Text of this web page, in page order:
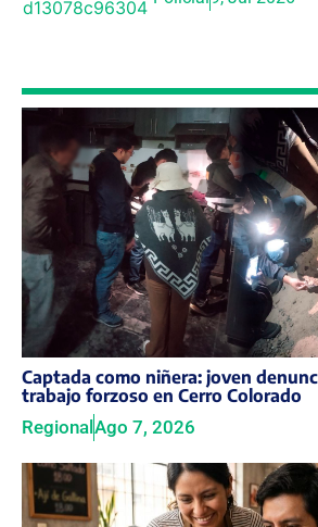
Captada como niñera: joven
trabajo forzoso en Cerro Colorado
RegionalAgo 7, 2026